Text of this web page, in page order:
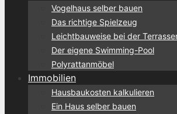
Vogelhaus selber bauen
Das richtige Spielzeug
Leichtbauweise bei der
Der eigene Swimming-Pool
Polyrattanmöbel
Immobilien
Hausbaukosten kalkulieren
Ein Haus selber bauen